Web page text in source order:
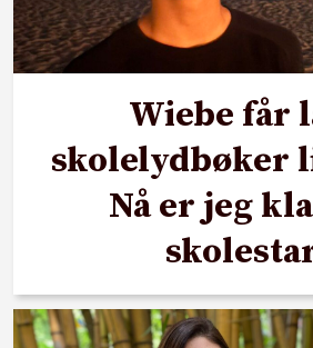
Wiebe får
skolelydbøker
Nå er jeg